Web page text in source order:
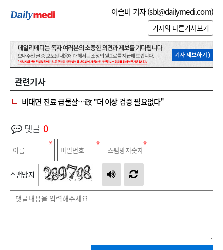
이슬비 기자 (sbl@dailymedi.com)
기자의 다른기사보기
관련기사
비대면 진료 급물살…政 "더 이상 검증 필요없다"
댓글 0
스팸방지